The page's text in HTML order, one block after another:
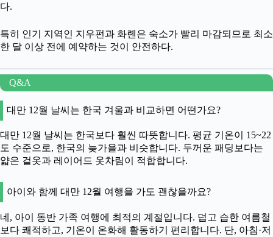
다.
특히 인기 지역인 지우펀과 화롄은 숙소가 빨리 마감되므로 최소
한 달 이상 전에 예약하는 것이 안전하다.
Q&A
대만 12월 날씨는 한국 겨울과 비교하면 어떤가요?
대만 12월 날씨는 한국보다 훨씬 따뜻합니다. 평균 기온이 15~22
도 수준으로, 한국의 늦가을과 비슷합니다. 두꺼운 패딩보다는
얇은 겉옷과 레이어드 옷차림이 적합합니다.
아이와 함께 대만 12월 여행을 가도 괜찮을까요?
네, 아이 동반 가족 여행에 최적의 계절입니다. 덥고 습한 여름철
보다 쾌적하고, 기온이 온화해 활동하기 편리합니다. 단, 아침·저